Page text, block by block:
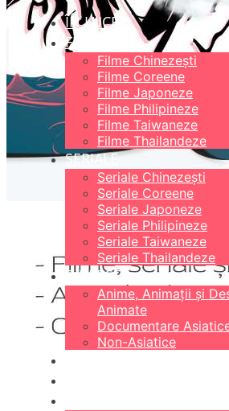
ÎN LUCRU
FILME
Filme Chinezești
Filme Coreene
Filme Japoneze
Filme Philipineze
Filme Taiwaneze
Filme Thailandeze
SERIALE
Seriale Chinezești
Seriale Coreene
Seriale Japoneze
Seriale Philipineze
Seriale Taiwaneze
Seriale Thailandeze
DIVERSE
Anime, Animații și
Animate
Documentare
Non-Asiatice